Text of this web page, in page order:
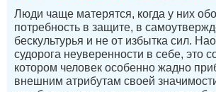
Люди чаще матерятся, когда у них
потребность в защите, в
бескультурья и не от избытка сил.
судорога неуверенности в себе, это
котором человек особенно жадно
внешним атрибутам своей